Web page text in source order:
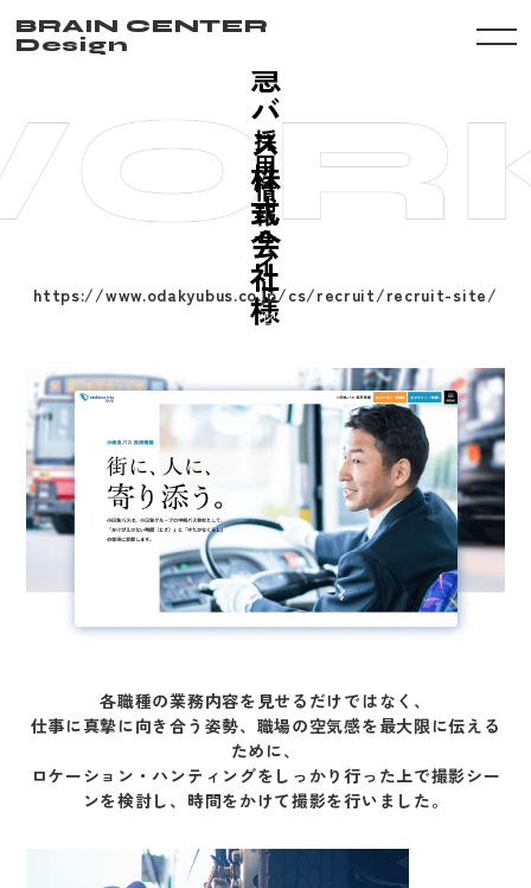
BRAIN CENTER
Design
小
田
急
バ
ス
株
式
会
社
様
採
用
情
報
サ
イ
ト
https://www.odakyubus.co.jp/cs/recruit/recruit-site/
各職種の業務内容を見せるだけではなく、
仕事に真摯に向き合う姿勢、職場の空気感を最大限に伝える
ために、
ロケーション・ハンティングをしっかり行った上で撮影シー
ンを検討し、時間をかけて撮影を行いました。